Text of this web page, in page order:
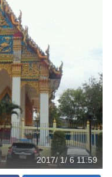
2017/ 1/ 6 11:59